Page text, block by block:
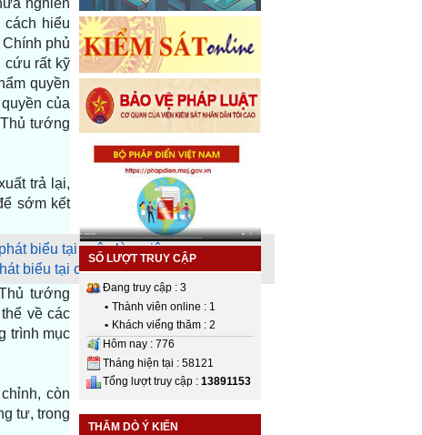
nghiên
hiểu
phủ
cứu rất kỹ
quyền
của
tướng
trả lại,
sớm kết
biểu tại cuộc làm việc
tướng
về các
trình mục
còn
tư, trong
SỐ LƯỢT TRUY CẬP
Đang truy cập : 3
• Thành viên online : 1
• Khách viếng thăm : 2
Hôm nay : 776
Tháng hiện tại : 58121
Tổng lượt truy cập : 13891153
THĂM DÒ Ý KIẾN